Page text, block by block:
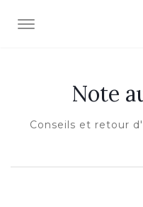
OUVRIR/FERMER LA
Note
Conseils et retour